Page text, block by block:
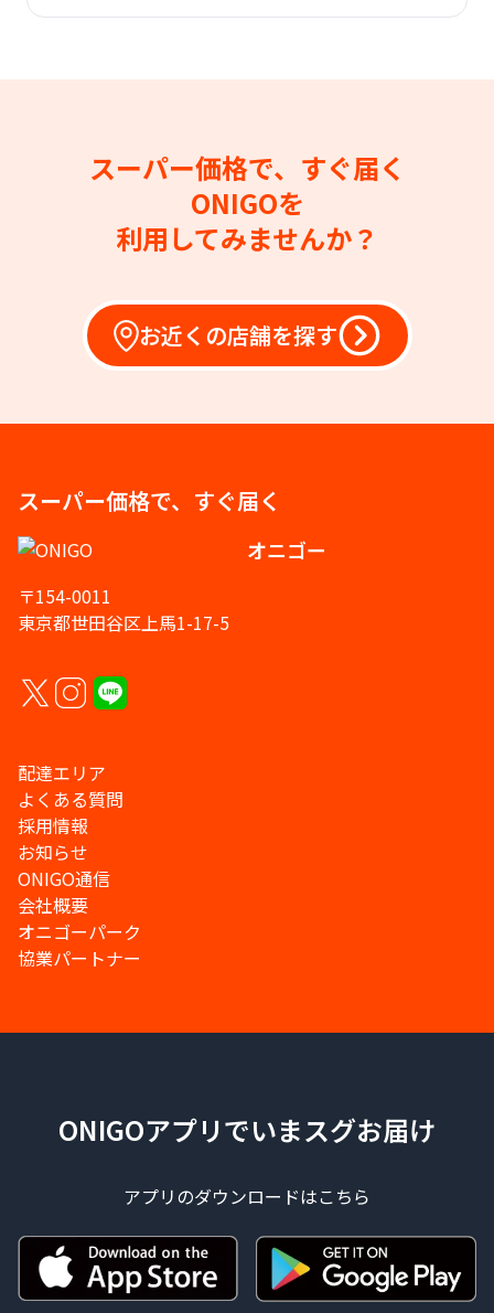
スーパー価格で、すぐ届く
ONIGOを
利用してみませんか？
お近くの店舗を探す
スーパー価格で、すぐ届く
オニゴー
〒154-0011
東京都世田谷区上馬1-17-5
配達エリア
よくある質問
採用情報
お知らせ
ONIGO通信
会社概要
オニゴーパーク
協業パートナー
ONIGOアプリでいまスグお届け
アプリのダウンロードはこちら